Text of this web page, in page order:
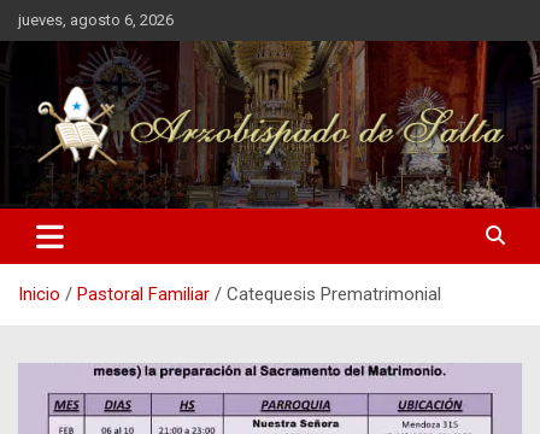
Saltar
al
contenido
jueves, agosto 6, 2026
Inicio Pastoral Familiar Catequesis Prematrimonial